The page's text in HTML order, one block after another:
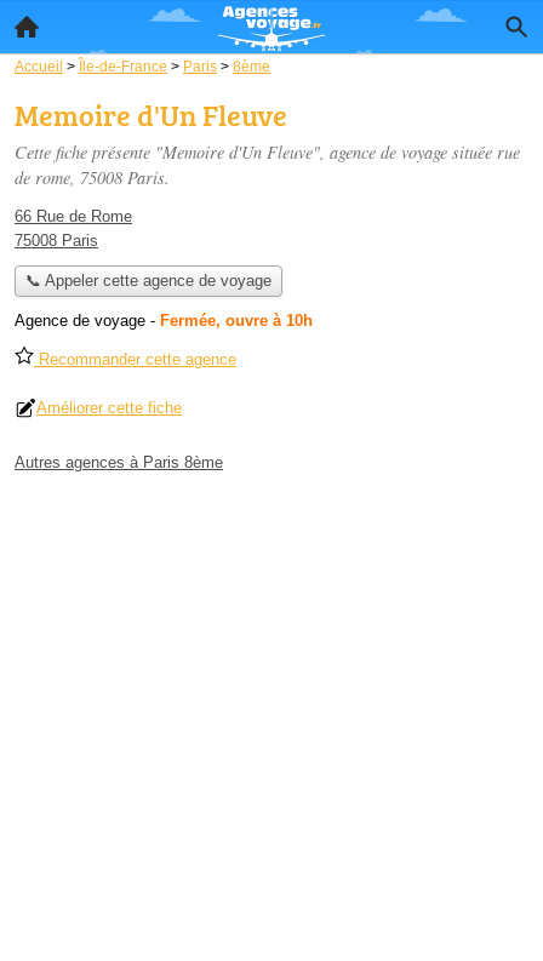
Accueil > Île-de-France > Paris > 8ème
Memoire d'Un Fleuve
Cette fiche présente "Memoire d'Un Fleuve", agence de voyage située rue
de rome, 75008 Paris.
66 Rue de Rome
75008 Paris
📞 Appeler cette agence de voyage
Agence de voyage - Fermée, ouvre à 10h
Recommander cette agence
Améliorer cette fiche
Autres agences à Paris 8ème